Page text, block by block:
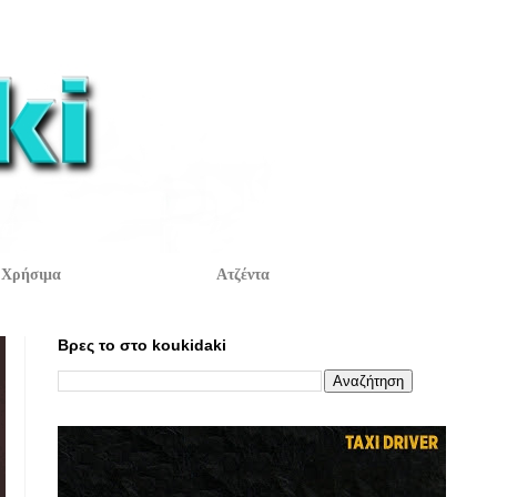
Χρήσιμα Ατζέντα
Βρες το στο koukidaki